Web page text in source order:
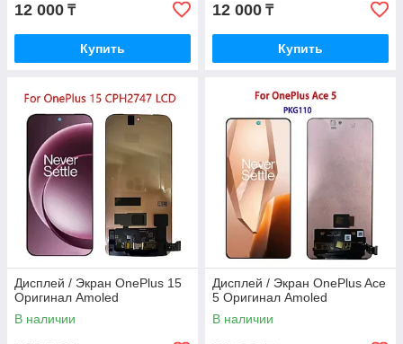
12 000 ₸
Купить
12 000 ₸
Купить
Дисплей / Экран OnePlus 15
Оригинал Amoled
В наличии
Дисплей / Экран OnePlus Ace
5 Оригинал Amoled
В наличии